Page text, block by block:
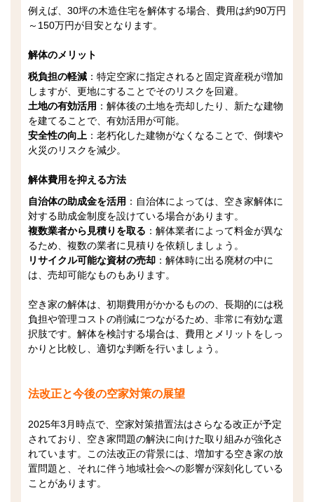
例えば、30坪の木造住宅を解体する場合、費用は約90万円
～150万円が目安となります。
解体のメリット
税負担の軽減 ：特定空家に指定されると固定資産税が増加
しますが、更地にすることでそのリスクを回避。
土地の有効活用 ：解体後の土地を売却したり、新たな建物
を建てることで、有効活用が可能。
安全性の向上 ：老朽化した建物がなくなることで、倒壊や
火災のリスクを減少。
解体費用を抑える方法
自治体の助成金を活用 ：自治体によっては、空き家解体に
対する助成金制度を設けている場合があります。
複数業者から見積りを取る ：解体業者によって料金が異な
るため、複数の業者に見積りを依頼しましょう。
リサイクル可能な資材の売却 ：解体時に出る廃材の中に
は、売却可能なものもあります。
空き家の解体は、初期費用がかかるものの、長期的には税
負担や管理コストの削減につながるため、非常に有効な選
択肢です。解体を検討する場合は、費用とメリットをしっ
かりと比較し、適切な判断を行いましょう。
法改正と今後の空家対策の展望
2025年3月時点で、空家対策措置法はさらなる改正が予定
されており、空き家問題の解決に向けた取り組みが強化さ
れています。この法改正の背景には、増加する空き家の放
置問題と、それに伴う地域社会への影響が深刻化している
ことがあります。